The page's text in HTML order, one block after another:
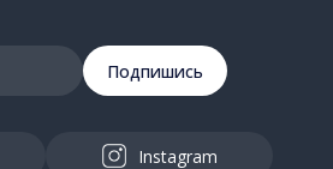
Подпишись
Instagram